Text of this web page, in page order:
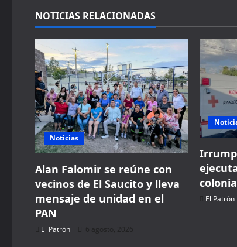
n
a
v
i
g
a
t
i
o
n
NOTICIAS RELACIONADAS
Noticias
Alan Falomir se reúne con
vecinos de El Saucito y lleva
mensaje de unidad en el
PAN
El Patrón 6 agosto, 2026
El Patrón